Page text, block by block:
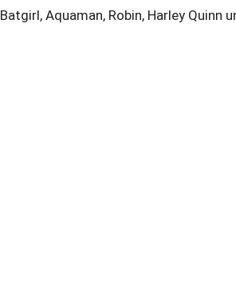
Batgirl, Aquaman, Robin, Harley Quinn